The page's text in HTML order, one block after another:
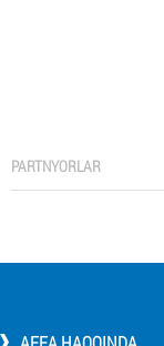
PARTNYORLAR